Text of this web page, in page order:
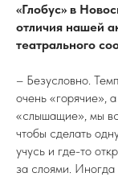
«Глобус» в
отличия нашей
театрального
– Безусловно.
очень «горячие»,
«слышащие», мы
чтобы сделать
учусь и где-то
за слоями.